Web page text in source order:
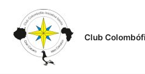
contenido
Club
de
entradas